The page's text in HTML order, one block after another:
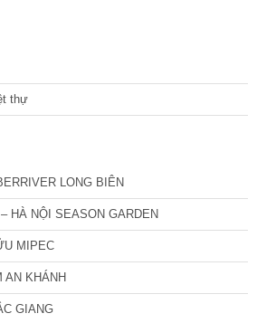
thự
LONG BIÊN
HÀ NỘI SEASON GARDEN
MIPEC
AN KHÁNH
GIANG